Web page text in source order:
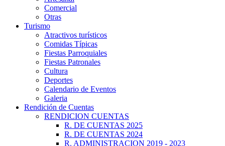
Comercial
Otras
Turismo
Atractivos turísticos
Comidas Típicas
Fiestas Parroquiales
Fiestas Patronales
Cultura
Deportes
Calendario de Eventos
Galeria
Rendición de Cuentas
RENDICION CUENTAS
R. DE CUENTAS 2025
R. DE CUENTAS 2024
R. ADMINISTRACION 2019 - 2023